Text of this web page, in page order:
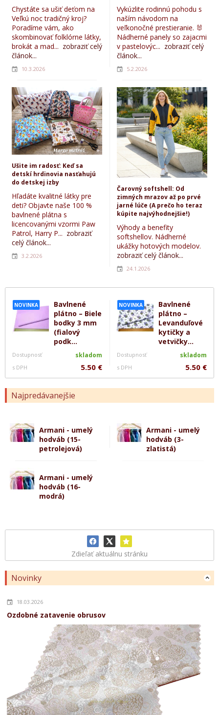
NOVINKA
Bavlnené
plátno – Biele
bodky 3 mm
(fialový
podk...
Dostupnosť skladom
s DPH 5.50 €
NOVINKA
Bavlnené
plátno –
Levanduľové
kytičky a
vetvičky...
Dostupnosť skladom
s DPH 5.50 €
Najpredávanejšie
Armani - umelý
hodváb (15-
petrolejová)
Armani - umelý
hodváb (3-
zlatistá)
Armani - umelý
hodváb (16-
modrá)
Zdieľať aktuálnu stránku
Novinky
18.03.2026
Ozdobné zatavenie obrusov
Chystáte sa ušiť deťom na
Veľkú noc tradičný kroj?
Poradíme vám, ako
skombinovať folklórne látky,
brokát a mad... zobraziť celý
článok...
10.3.2026
Vykúzlite rodinnú pohodu s
naším návodom na
veľkonočné prestieranie. 🐰
Nádherné panely so zajacmi
v pastelovýc... zobraziť celý
článok...
5.2.2026
Ušite im radosť: Keď sa
detskí hrdinovia nasťahujú
do detskej izby
Hľadáte kvalitné látky pre
deti? Objavte naše 100 %
bavlnené plátna s
licencovanými vzormi Paw
Patrol, Harry P... zobraziť
celý článok...
3.2.2026
Čarovný softshell: Od
zimných mrazov až po prvé
jarné lúče (A prečo ho teraz
kúpite najvýhodnejšie!)
Výhody a benefity
softshellov. Nádherné
ukážky hotových modelov.
zobraziť celý článok...
24.1.2026